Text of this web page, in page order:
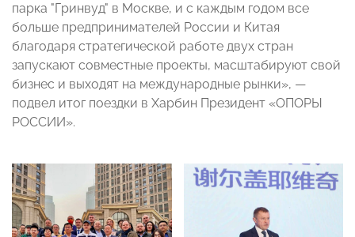
парка "Гринвуд" в Москве, и с каждым годом все
больше предпринимателей России и Китая
благодаря стратегической работе двух стран
запускают совместные проекты, масштабируют свой
бизнес и выходят на международные рынки», —
подвел итог поездки в Харбин Президент «ОПОРЫ
РОССИИ».